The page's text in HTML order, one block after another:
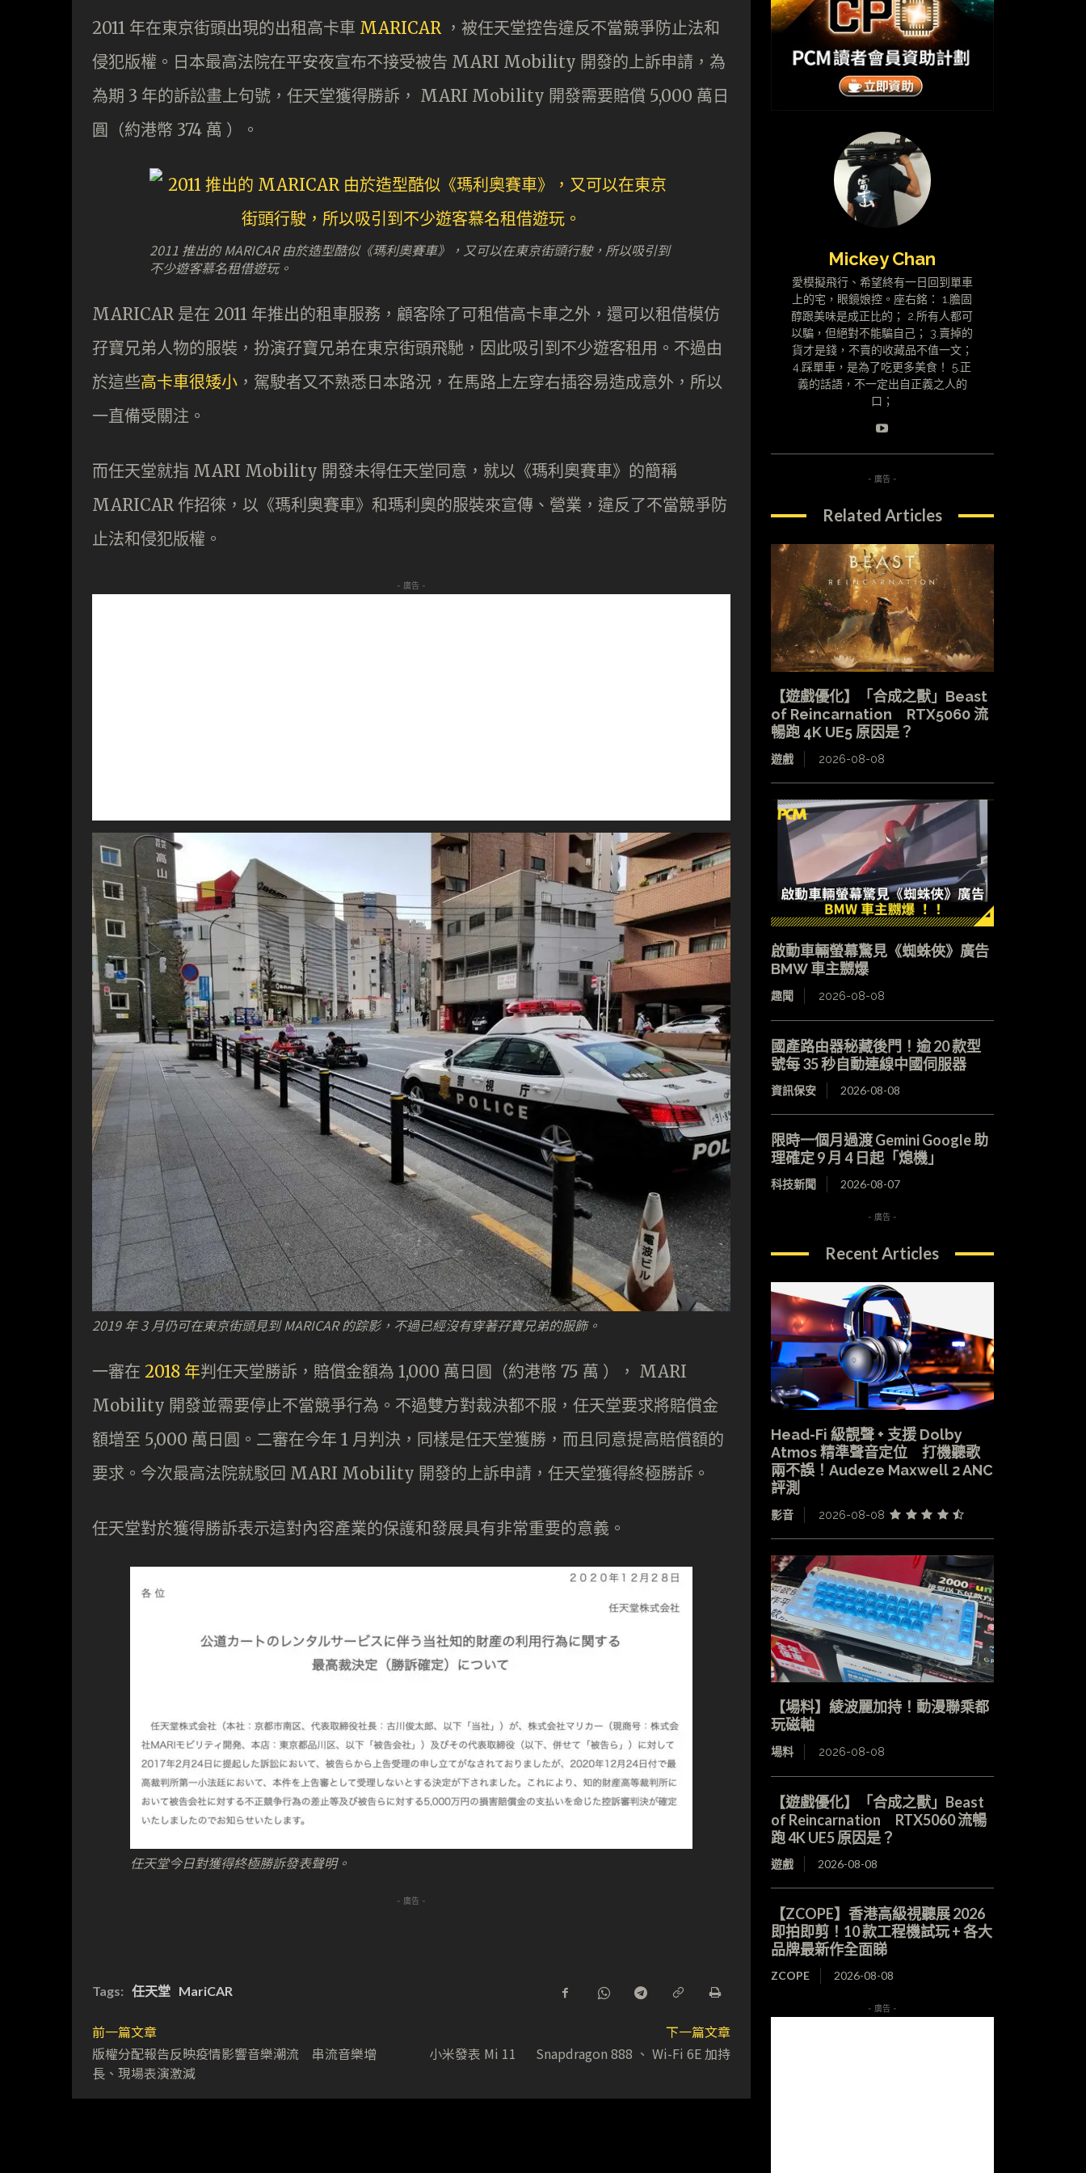
2011 年在東京街頭出現的出租高卡車 MARICAR，被任天堂控告違反不當競爭防止法和
侵犯版權。日本最高法院在平安夜宣布不接受被告 MARI Mobility 開發的上訴申請，為
為期 3 年的訴訟畫上句號，任天堂獲得勝訴， MARI Mobility 開發需要賠償 5,000 萬日
圓（約港幣 374 萬 ）。
2011 推出的 MARICAR 由於造型酷似《瑪利奧賽車》，又可以在東京街頭行駛，所以吸引到
不少遊客慕名租借遊玩。
MARICAR 是在 2011 年推出的租車服務，顧客除了可租借高卡車之外，還可以租借模仿
孖寶兄弟人物的服裝，扮演孖寶兄弟在東京街頭飛馳，因此吸引到不少遊客租用。不過由
於這些高卡車很矮小 ，駕駛者又不熟悉日本路況，在馬路上左穿右插容易造成意外，所以
一直備受關注。
而任天堂就指 MARI Mobility 開發未得任天堂同意，就以《瑪利奧賽車》的簡稱
MARICAR 作招徠，以《瑪利奧賽車》和瑪利奧的服裝來宣傳、營業，違反了不當競爭防
止法和侵犯版權。
- 廣告 -
2019 年 3 月仍可在東京街頭見到 MARICAR 的踪影，不過已經沒有穿著孖寶兄弟的服飾。
一審在 2018 年判任天堂勝訴，賠償金額為 1,000 萬日圓（約港幣 75 萬 ）， MARI
Mobility 開發並需要停止不當競爭行為。不過雙方對裁決都不服，任天堂要求將賠償金
額增至 5,000 萬日圓。二審在今年 1 月判決，同樣是任天堂獲勝，而且同意提高賠償額的
要求。今次最高法院就駁回 MARI Mobility 開發的上訴申請，任天堂獲得終極勝訴。
任天堂對於獲得勝訴表示這對內容產業的保護和發展具有非常重要的意義。
任天堂今日對獲得終極勝訴發表聲明。
- 廣告 -
Tags: 任天堂 MariCAR
前一篇文章
版權分配報告反映疫情影響音樂潮流 串流音樂增
長、現場表演激減
下一篇文章
小米發表 Mi 11 Snapdragon 888 、 Wi-Fi 6E 加持
Mickey Chan
愛模擬飛行、希望終有一日回到單車
上的宅，眼鏡娘控。座右銘： 1.膽固
醇跟美味是成正比的； 2.所有人都可
以騙，但絕對不能騙自己； 3.賣掉的
貨才是錢，不賣的收藏品不值一文；
4.踩單車，是為了吃更多美食！ 5.正
義的話語，不一定出自正義之人的
口；
- 廣告 -
Related Articles
【遊戲優化】「合成之獸」Beast
of Reincarnation RTX5060 流
暢跑 4K UE5 原因是？
遊戲 2026-08-08
啟動車輛螢幕驚見《蜘蛛俠》廣告
BMW 車主嬲爆
趣聞 2026-08-08
國產路由器秘藏後門！逾 20 款型
號每 35 秒自動連線中國伺服器
資訊保安 2026-08-08
限時一個月過渡 Gemini Google 助
理確定 9 月 4 日起「熄機」
科技新聞 2026-08-07
- 廣告 -
Recent Articles
Head-Fi 級靚聲 + 支援 Dolby
Atmos 精準聲音定位 打機聽歌
兩不誤！Audeze Maxwell 2 ANC
評測
影音 2026-08-08
【場料】綾波麗加持！動漫聯乘都
玩磁軸
場料 2026-08-08
【遊戲優化】「合成之獸」Beast
of Reincarnation RTX5060 流暢
跑 4K UE5 原因是？
遊戲 2026-08-08
【ZCOPE】香港高級視聽展 2026
即拍即剪！10 款工程機試玩 + 各大
品牌最新作全面睇
ZCOPE 2026-08-08
- 廣告 -